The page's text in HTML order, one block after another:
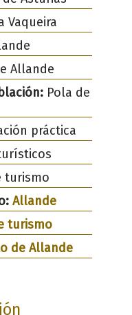
Vaqueira
Allande
Pola de
práctica
turismo
Allande
turismo
de Allande